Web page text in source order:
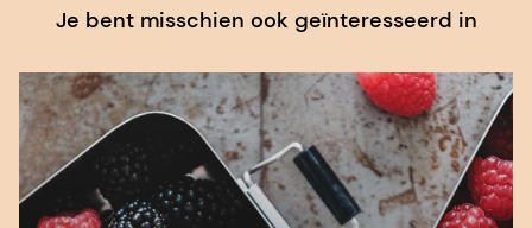
Je bent misschien ook geïnteresseerd in